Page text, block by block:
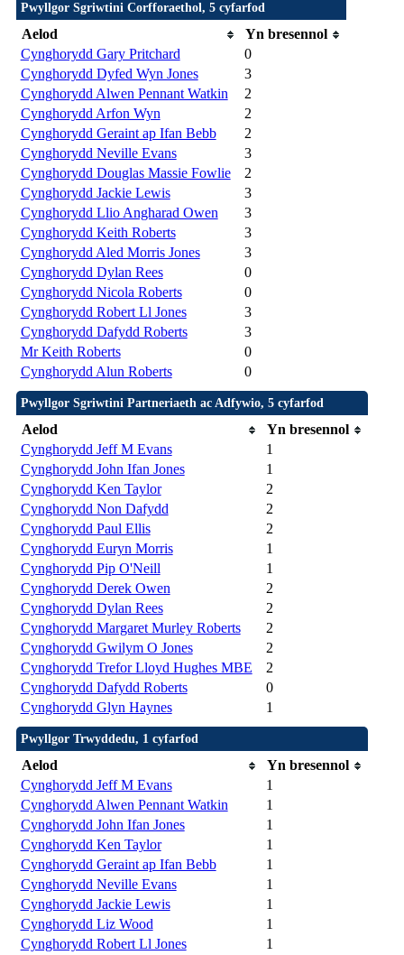
Pwyllgor Sgriwtini Corfforaethol, 5 cyfarfod
Aelod
Yn bresennol
Cynghorydd Gary Pritchard
0
Cynghorydd Dyfed Wyn Jones
3
Cynghorydd Alwen Pennant Watkin
2
Cynghorydd Arfon Wyn
2
Cynghorydd Geraint ap Ifan Bebb
2
Cynghorydd Neville Evans
3
Cynghorydd Douglas Massie Fowlie
2
Cynghorydd Jackie Lewis
3
Cynghorydd Llio Angharad Owen
3
Cynghorydd Keith Roberts
3
Cynghorydd Aled Morris Jones
3
Cynghorydd Dylan Rees
0
Cynghorydd Nicola Roberts
0
Cynghorydd Robert Ll Jones
3
Cynghorydd Dafydd Roberts
3
Mr Keith Roberts
0
Cynghorydd Alun Roberts
0
Pwyllgor Sgriwtini Partneriaeth ac Adfywio, 5 cyfarfod
Aelod
Yn bresennol
Cynghorydd Jeff M Evans
1
Cynghorydd John Ifan Jones
1
Cynghorydd Ken Taylor
2
Cynghorydd Non Dafydd
2
Cynghorydd Paul Ellis
2
Cynghorydd Euryn Morris
1
Cynghorydd Pip O'Neill
1
Cynghorydd Derek Owen
2
Cynghorydd Dylan Rees
2
Cynghorydd Margaret Murley Roberts
2
Cynghorydd Gwilym O Jones
2
Cynghorydd Trefor Lloyd Hughes MBE
2
Cynghorydd Dafydd Roberts
0
Cynghorydd Glyn Haynes
1
Pwyllgor Trwyddedu, 1 cyfarfod
Aelod
Yn bresennol
Cynghorydd Jeff M Evans
1
Cynghorydd Alwen Pennant Watkin
1
Cynghorydd John Ifan Jones
1
Cynghorydd Ken Taylor
1
Cynghorydd Geraint ap Ifan Bebb
1
Cynghorydd Neville Evans
1
Cynghorydd Jackie Lewis
1
Cynghorydd Liz Wood
1
Cynghorydd Robert Ll Jones
1